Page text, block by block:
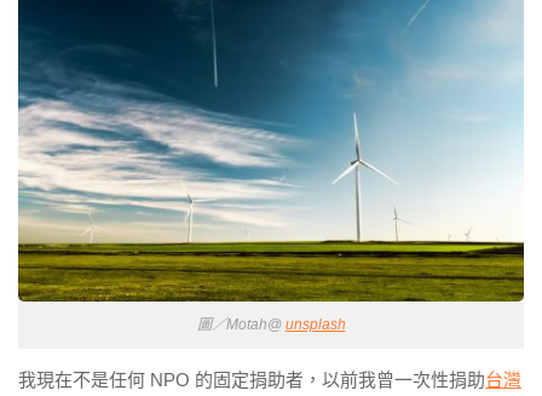
圖／Motah@ unsplash
我現在不是任何 NPO 的固定捐助者，以前我曾一次性捐助台灣